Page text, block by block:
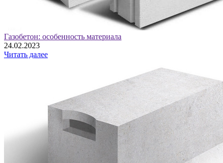
Газобетон: особенность материала
24.02.2023
Читать далее